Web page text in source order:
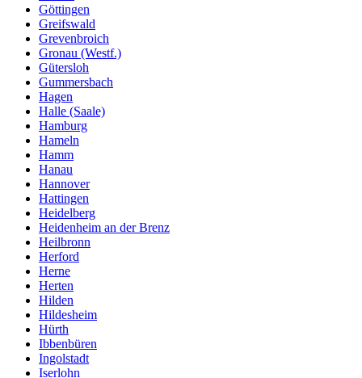
Göttingen
Greifswald
Grevenbroich
Gronau (Westf.)
Gütersloh
Gummersbach
Hagen
Halle (Saale)
Hamburg
Hameln
Hamm
Hanau
Hannover
Hattingen
Heidelberg
Heidenheim an der Brenz
Heilbronn
Herford
Herne
Herten
Hilden
Hildesheim
Hürth
Ibbenbüren
Ingolstadt
Iserlohn